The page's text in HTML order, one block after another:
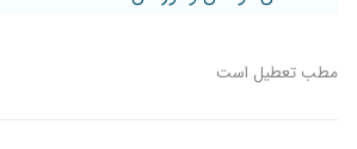
مطب تعطیل است